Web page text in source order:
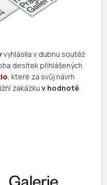
vyhlásila v dubnu soutěž
desítek přihlášených
, které za svůj návrh
zakázkuv hodnotě